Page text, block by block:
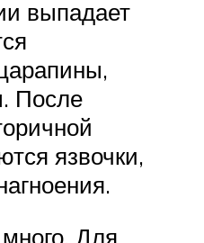
выпадает
После
язвочки,
Для